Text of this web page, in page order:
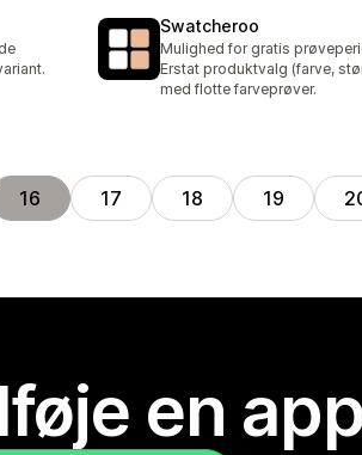
Swatcheroo
Mulighed for gratis
Erstat produktvalg (farve,
med flotte farveprøver.
16 17 18 19
en